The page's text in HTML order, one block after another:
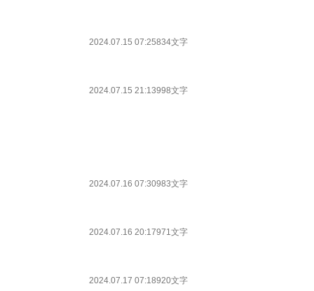
2024.07.15 07:25834文字
2024.07.15 21:13998文字
2024.07.16 07:30983文字
2024.07.16 20:17971文字
2024.07.17 07:18920文字